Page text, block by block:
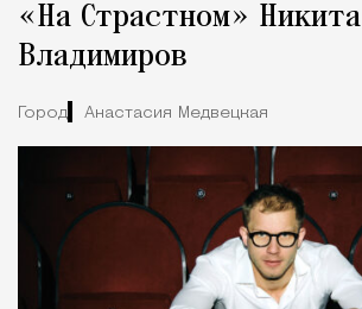
«На Страстном» Никита
Владимиров
Город Анастасия Медвецкая